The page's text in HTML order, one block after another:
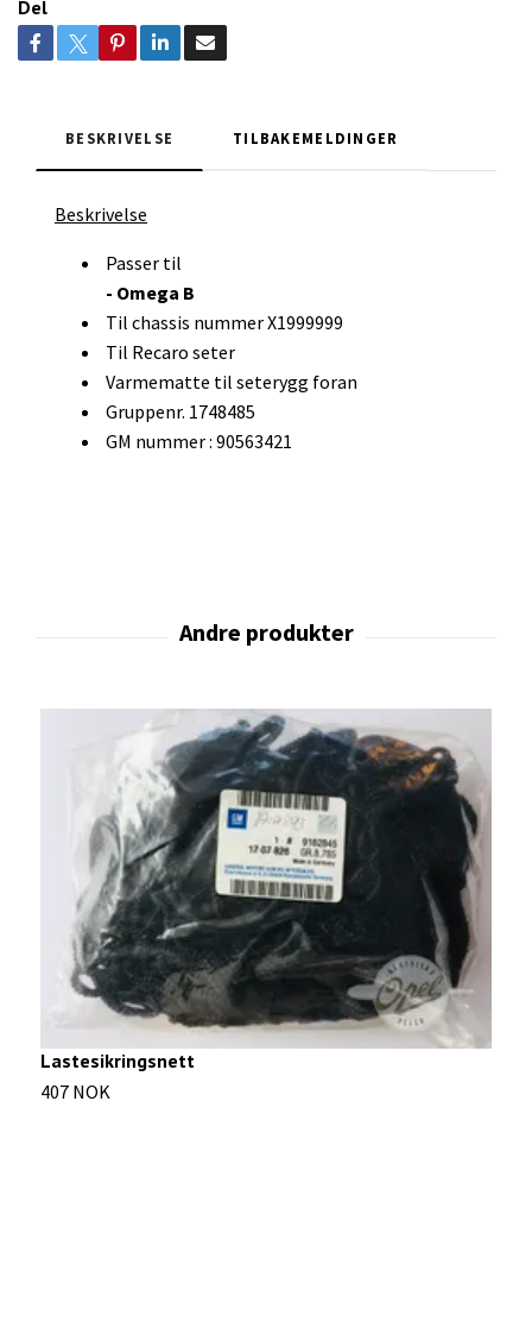
Del
BESKRIVELSE TILBAKEMELDINGER
Beskrivelse
Passer til
- Omega B
Til chassis nummer X1999999
Til Recaro seter
Varmematte til seterygg foran
Gruppenr. 1748485
GM nummer : 90563421
Lastesikringsnett
407 NOK